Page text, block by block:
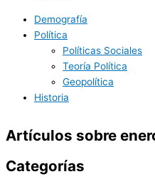
Demografía
Política
Políticas Sociales
Teoría Política
Geopolítica
Historia
Artículos sobre
Categorías